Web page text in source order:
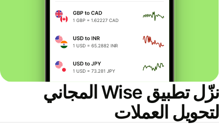
نزّل تطبيق Wise المجاني
العملات